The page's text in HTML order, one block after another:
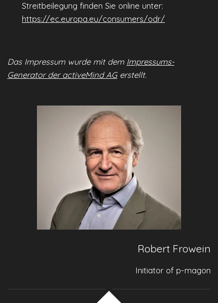
Streitbeilegung finden Sie online unter:
https://ec.europa.eu/consumers/odr/
Das Impressum wurde mit dem Impressums-
Generator der activeMind AGerstellt.
Robert Frowein
Initiator of p-magon